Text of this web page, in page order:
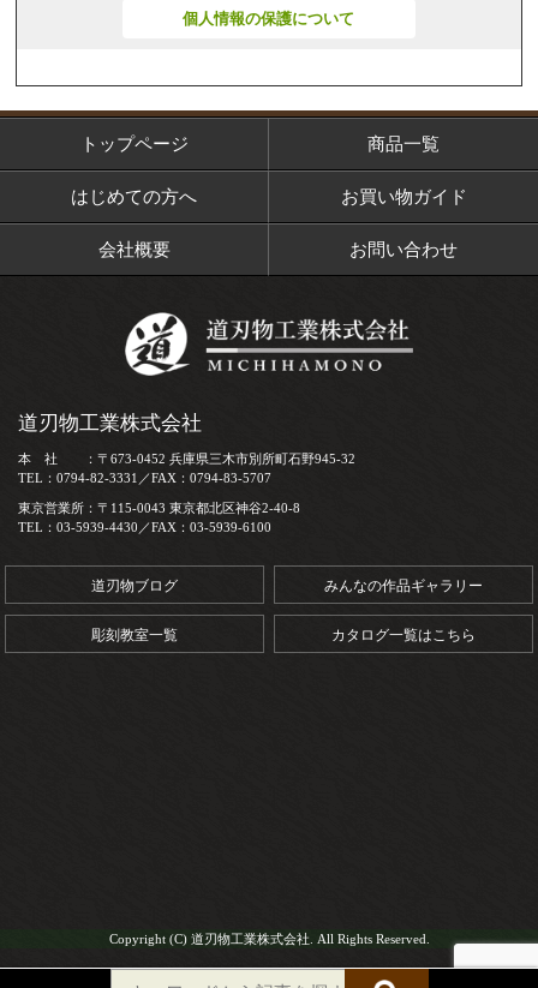
個人情報の保護について
トップページ 商品一覧
はじめての方へ お買い物ガイド
会社概要 お問い合わせ
道刃物工業株式会社
本 社 ：〒673-0452 兵庫県三木市別所町石野945-32
TEL：0794-82-3331／FAX：0794-83-5707
東京営業所：〒115-0043 東京都北区神谷2-40-8
TEL：03-5939-4430／FAX：03-5939-6100
道刃物ブログ みんなの作品ギャラリー
彫刻教室一覧 カタログ一覧はこちら
Copyright (C) 道刃物工業株式会社. All Rights Reserved.